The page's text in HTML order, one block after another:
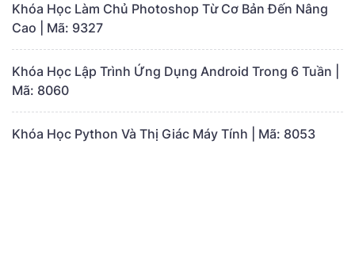
Khóa Học Làm Chủ Photoshop Từ Cơ Bản Đến Nâng
Cao | Mã: 9327
Khóa Học Lập Trình Ứng Dụng Android Trong 6 Tuần |
Mã: 8060
Khóa Học Python Và Thị Giác Máy Tính | Mã: 8053